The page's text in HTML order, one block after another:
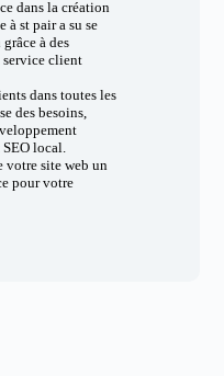
dans la création
à st pair a su se
à des
service client
dans toutes les
des besoins,
local.
votre site web un
pour votre